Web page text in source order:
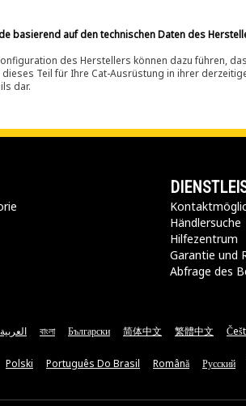
basierend auf den technischen Daten des
des Herstellers können dazu führen,
Teil für Ihre Cat-Ausrüstung in ihrer
dar.
Händlersuche
Hilfezentrum
Garantie und
Abfrage des
العربية বাংলা Български 简体中文 繁體中文
Polski Português Do Brasil Română Русский